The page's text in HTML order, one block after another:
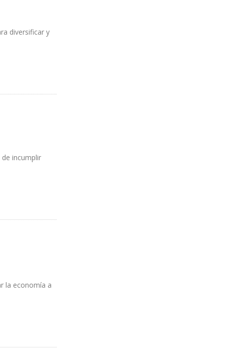
diversificar y
incumplir
la economía a